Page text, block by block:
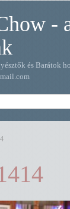
-
és Barátok